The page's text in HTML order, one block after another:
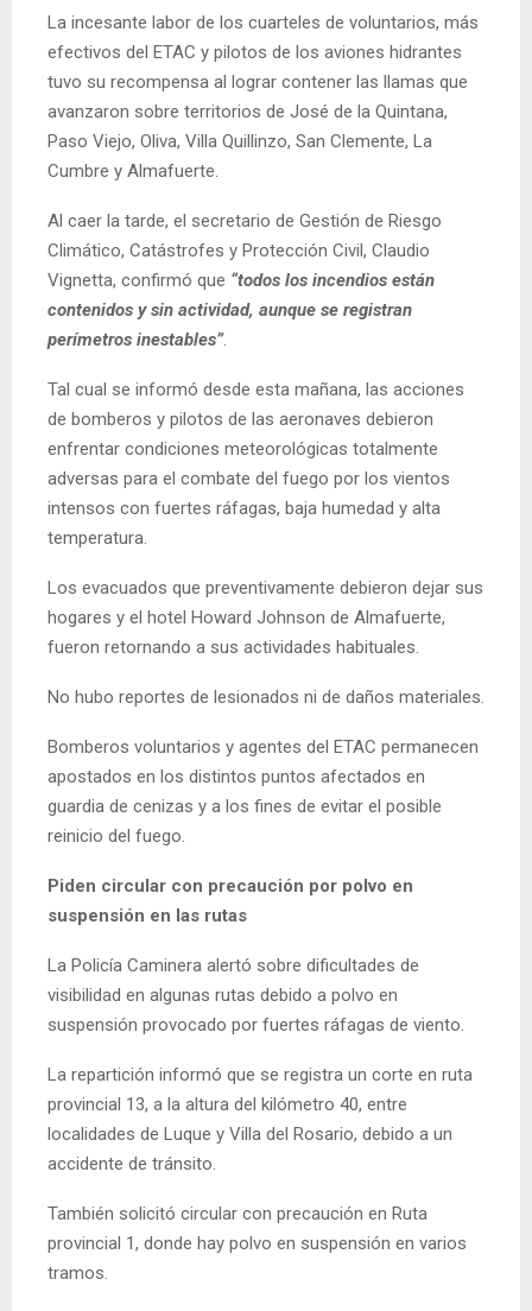
La incesante labor de los cuarteles de voluntarios, más
efectivos del ETAC y pilotos de los aviones hidrantes
tuvo su recompensa al lograr contener las llamas que
avanzaron sobre territorios de José de la Quintana,
Paso Viejo, Oliva, Villa Quillinzo, San Clemente, La
Cumbre y Almafuerte.
Al caer la tarde, el secretario de Gestión de Riesgo
Climático, Catástrofes y Protección Civil, Claudio
Vignetta, confirmó que “todos los incendios están
contenidos y sin actividad, aunque se registran
perímetros inestables”.
Tal cual se informó desde esta mañana, las acciones
de bomberos y pilotos de las aeronaves debieron
enfrentar condiciones meteorológicas totalmente
adversas para el combate del fuego por los vientos
intensos con fuertes ráfagas, baja humedad y alta
temperatura.
Los evacuados que preventivamente debieron dejar sus
hogares y el hotel Howard Johnson de Almafuerte,
fueron retornando a sus actividades habituales.
No hubo reportes de lesionados ni de daños materiales.
Bomberos voluntarios y agentes del ETAC permanecen
apostados en los distintos puntos afectados en
guardia de cenizas y a los fines de evitar el posible
reinicio del fuego.
Piden circular con precaución por polvo en
suspensión en las rutas
La Policía Caminera alertó sobre dificultades de
visibilidad en algunas rutas debido a polvo en
suspensión provocado por fuertes ráfagas de viento.
La repartición informó que se registra un corte en ruta
provincial 13, a la altura del kilómetro 40, entre
localidades de Luque y Villa del Rosario, debido a un
accidente de tránsito.
También solicitó circular con precaución en Ruta
provincial 1, donde hay polvo en suspensión en varios
tramos.